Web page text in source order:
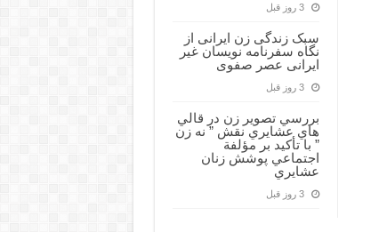
3 روز قبل
سبک زندگی زن ایرانی از
نگاه سفرنامه نویسان غیر
ایرانی عصر صفوی
3 روز قبل
بررسي تصوير زن در قالي
هاي عشايري نقش ” نه زن
” با تأكيد بر مؤلفة
اجتماعي پوشش زنان
عشايري
3 روز قبل